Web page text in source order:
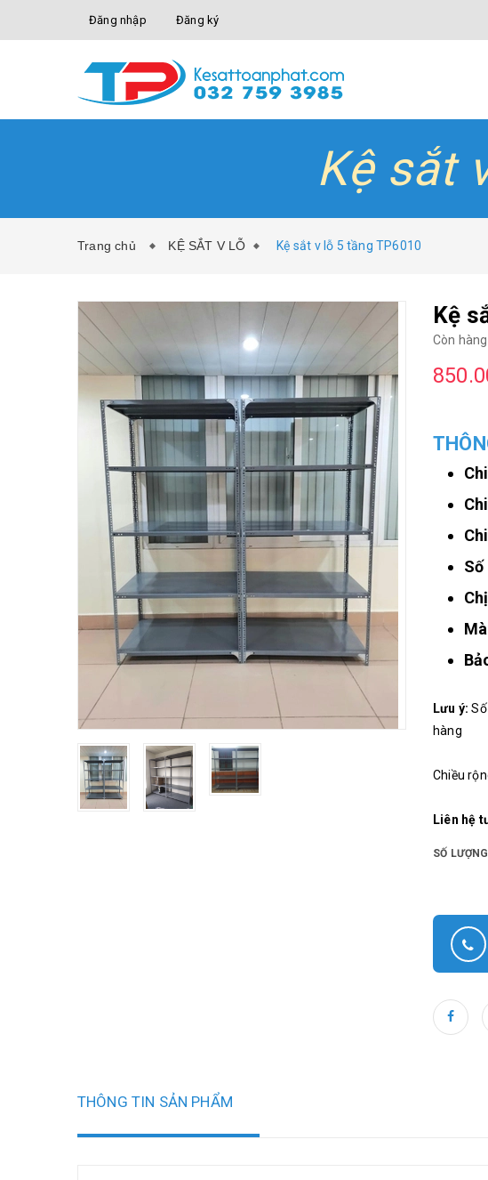
Đăng nhập Đăng ký
Kệ sắt
Trang chủ KỆ SẮT V LỖ Kệ sắt v lỗ 5 tầng TP6010
Kệ
Còn hàng
Lưu ý:
hàng
Chiều
Liên hệ
SỐ
THÔNG TIN SẢN PHẨM